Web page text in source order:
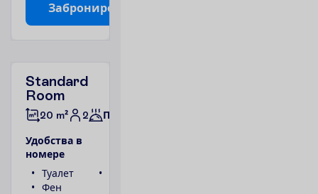
Заброниро
Standard
Room
20 m² 2 Полупансион
Удобства в
номере
Туалет
Фен